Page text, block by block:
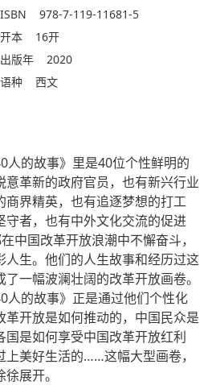
ISBN
978-7-119-11681-5
开本
16开
出版年
2020
语种
西文
人的故事》里是40位个性鲜明的
意革新的政府官员，也有新兴行业
商界精英，也有追逐梦想的打工
者，也有中外文化交流的促进
中国改革开放浪潮中不懈奋斗，
人生。他们的人生故事和经历过这
一幅波澜壮阔的改革开放画卷。
人的故事》正是通过他们个性化
革开放是如何推动的，中国民众是
是如何享受中国改革开放红利
上美好生活的……这幅大型画卷，
展开。